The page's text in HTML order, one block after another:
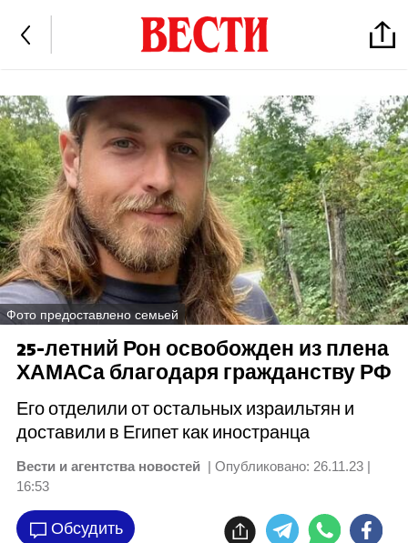
Фото предоставлено семьей
25-летний Рон освобожден из плена
ХАМАСа благодаря гражданству РФ
Его отделили от остальных израильтян и
доставили в Египет как иностранца
Вести и агентства новостей | Опубликовано: 26.11.23 |
16:53
Обсудить